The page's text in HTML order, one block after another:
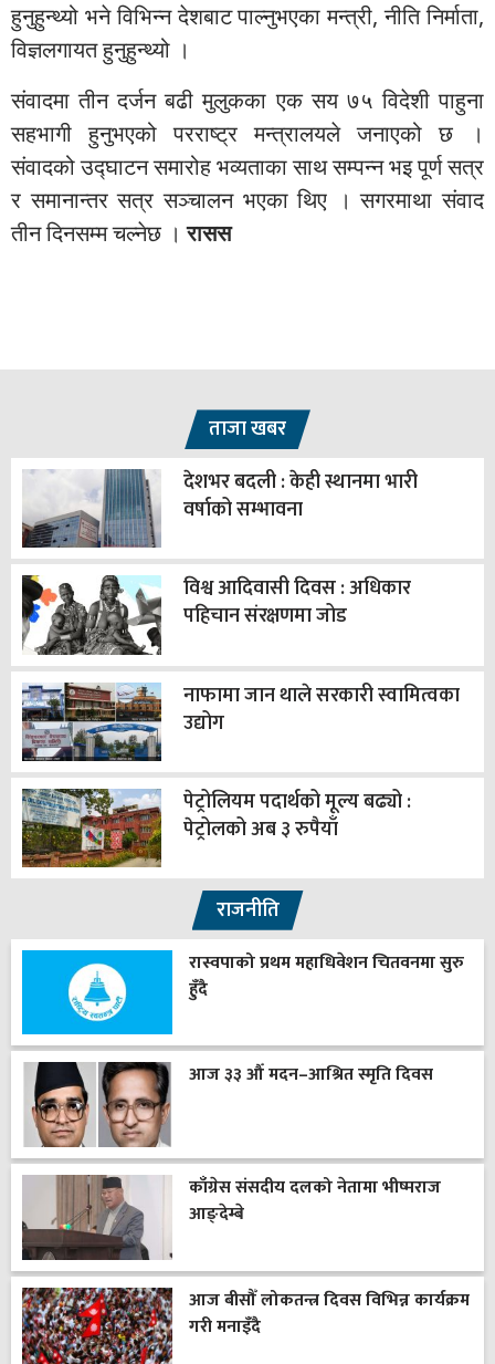
हुनुहुन्थ्यो भने विभिन्न देशबाट पाल्नुभएका मन्त्री, नीति निर्माता,
विज्ञलगायत हुनुहुन्थ्यो ।
संवादमा तीन दर्जन बढी मुलुकका एक सय ७५ विदेशी पाहुना
सहभागी हुनुभएको परराष्ट्र मन्त्रालयले जनाएको छ ।
संवादको उद्घाटन समारोह भव्यताका साथ सम्पन्न भइ पूर्ण सत्र
र समानान्तर सत्र सञ्चालन भएका थिए । सगरमाथा संवाद
तीन दिनसम्म चल्नेछ ।रासस
ताजा खबर
देशभर बदली : केही स्थानमा भारी
वर्षाको सम्भावना
विश्व आदिवासी दिवस : अधिकार
पहिचान संरक्षणमा जोड
नाफामा जान थाले सरकारी स्वामित्वका
उद्योग
पेट्रोलियम पदार्थको मूल्य बढ्यो :
पेट्रोलको अब ३ रुपैयाँ
राजनीति
रास्वपाको प्रथम महाधिवेशन चितवनमा सुरु
हुँदै
आज ३३ औँ मदन–आश्रित स्मृति दिवस
काँग्रेस संसदीय दलको नेतामा भीष्मराज
आङ्देम्बे
आज बीसौँ लोकतन्त्र दिवस विभिन्न कार्यक्रम
गरी मनाइँदै